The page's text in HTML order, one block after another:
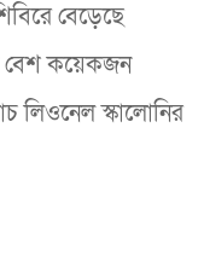
বেড়েছে
বেশ কয়েকজন
লিওনেল স্কালোনির